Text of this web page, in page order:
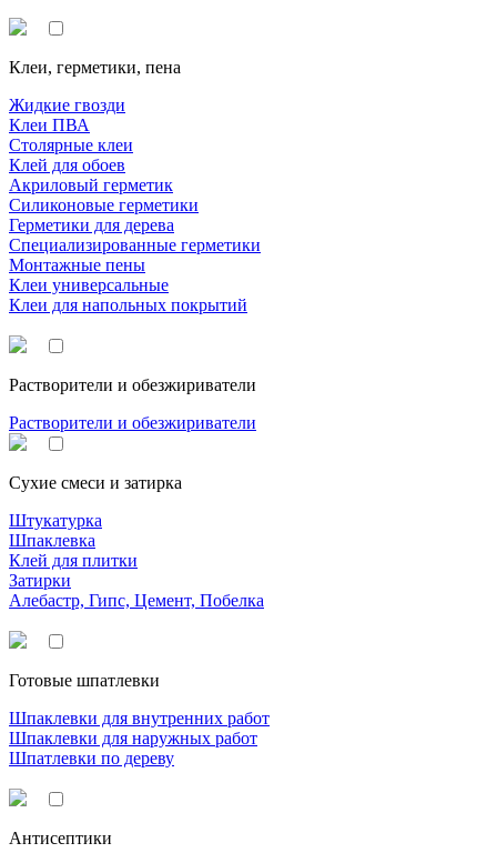
Клеи, герметики, пена
Жидкие гвозди
Клеи ПВА
Столярные клеи
Клей для обоев
Акриловый герметик
Силиконовые герметики
Герметики для дерева
Специализированные герметики
Монтажные пены
Клеи универсальные
Клеи для напольных покрытий
Растворители и обезжириватели
Растворители и обезжириватели
Сухие смеси и затирка
Штукатурка
Шпаклевка
Клей для плитки
Затирки
Алебастр, Гипс, Цемент, Побелка
Готовые шпатлевки
Шпаклевки для внутренних работ
Шпаклевки для наружных работ
Шпатлевки по дереву
Антисептики